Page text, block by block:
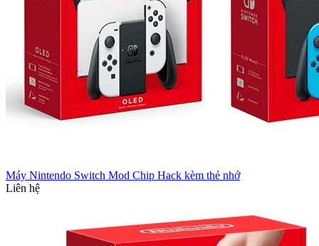
Máy Nintendo Switch Mod Chip Hack kèm thẻ nhớ
Liên hệ